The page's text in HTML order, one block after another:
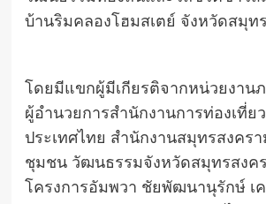
บ้านริมคลองโฮมสเตย์ จังหวัดสมุท
โดยมีแขกผู้มีเกียรติจากหน่วยงาน
ผู้อำนวยการสำนักงานการท่องเที่ย
ประเทศไทย สำนักงานสมุทรสงคร
ชุมชน วัฒนธรรมจังหวัดสมุทรสงค
โครงการอัมพวา ชัยพัฒนานุรักษ์ เ